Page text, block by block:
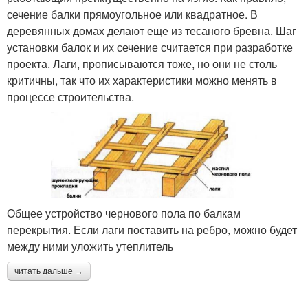
сечение балки прямоугольное или квадратное. В
деревянных домах делают еще из тесаного бревна. Шаг
установки балок и их сечение считается при разработке
проекта. Лаги, прописываются тоже, но они не столь
критичны, так что их характеристики можно менять в
процессе строительства.
Общее устройство чернового пола по балкам
перекрытия. Если лаги поставить на ребро, можно будет
между ними уложить утеплитель
читать дальше →